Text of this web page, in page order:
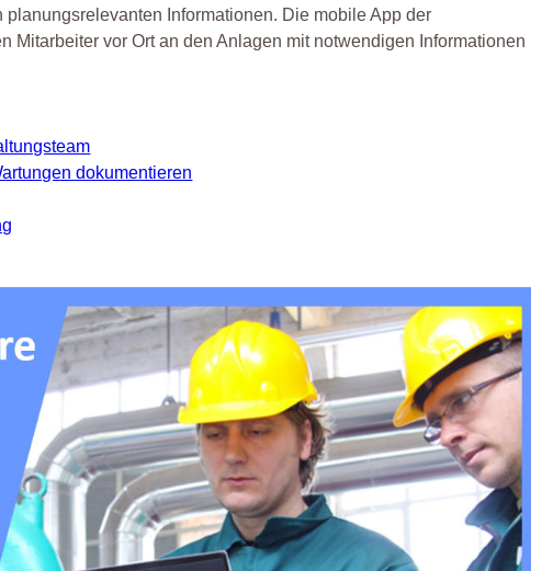
Informationen. Die mobile App der
Mitarbeiter vor Ort an den Anlagen mit notwendigen Informationen
dokumentieren